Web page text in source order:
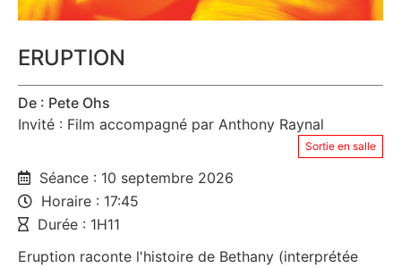
ERUPTION
De : Pete Ohs
Invité : Film accompagné par Anthony Raynal
Sortie en salle
Séance : 10 septembre 2026
Horaire : 17:45
Durée : 1H11
Eruption raconte l'histoire de Bethany (interprétée